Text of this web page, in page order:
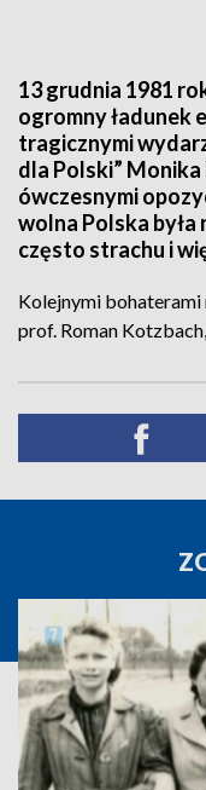
13 grudnia 1981
ogromny ładunek
tragicznymi
dla Polski”
ówczesnymi
wolna Polska była
często strachu i
Kolejnymi bohaterami
prof. Roman